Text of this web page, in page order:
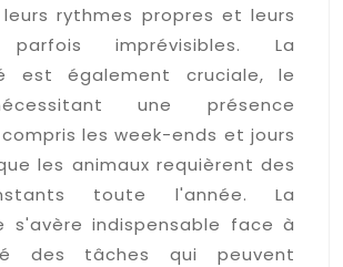
rythmes propres et leurs
parfois imprévisibles. La
est également cruciale, le
une présence
les week-ends et jours
les animaux requièrent des
toute l'année. La
s'avère indispensable face à
des tâches qui peuvent